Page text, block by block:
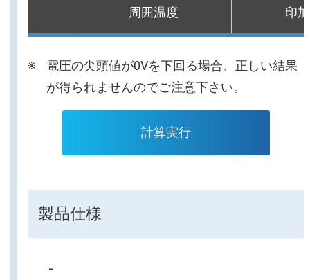
周囲温度 印
電圧の尖頭値が0Vを下回る場合、正しい結果
が得られませんのでご注意下さい。
計算実行
製品仕様
-